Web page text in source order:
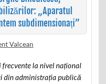
„Aparatul
subdimensionați”
Valcean
la nivel național
din administrația publică